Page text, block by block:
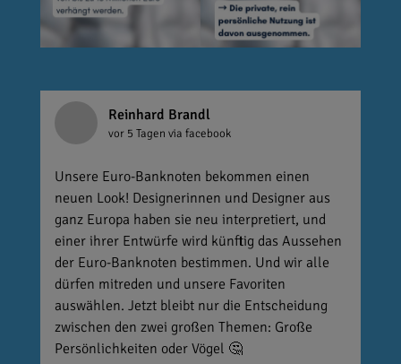
Reinhard Brandl
vor 5 Tagen via facebook
Unsere Euro-Banknoten bekommen einen
neuen Look! Designerinnen und Designer aus
ganz Europa haben sie neu interpretiert, und
einer ihrer Entwürfe wird künftig das Aussehen
der Euro-Banknoten bestimmen. Und wir alle
dürfen mitreden und unsere Favoriten
auswählen. Jetzt bleibt nur die Entscheidung
zwischen den zwei großen Themen: Große
Persönlichkeiten oder Vögel 🤔